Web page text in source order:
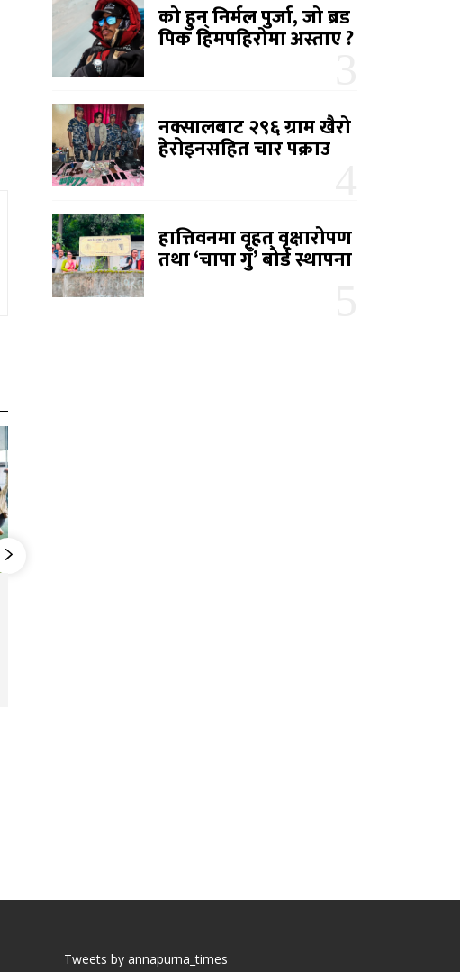
को हुन् निर्मल पुर्जा, जो ब्रड
पिक हिमपहिरोमा अस्ताए ?
नक्सालबाट २९६ ग्राम खैरो
हेरोइनसहित चार पक्राउ
हात्तिवनमा वृहत् वृक्षारोपण
तथा ‘चापा गुँ’ बोर्ड स्थापना
Tweets by annapurna_times